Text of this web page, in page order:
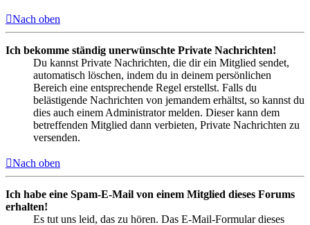
Nach oben
Ich bekomme ständig unerwünschte Private Nachrichten!
Du kannst Private Nachrichten, die dir ein Mitglied sendet,
automatisch löschen, indem du in deinem persönlichen
Bereich eine entsprechende Regel erstellst. Falls du
belästigende Nachrichten von jemandem erhältst, so kannst du
dies auch einem Administrator melden. Dieser kann dem
betreffenden Mitglied dann verbieten, Private Nachrichten zu
versenden.
Nach oben
Ich habe eine Spam-E-Mail von einem Mitglied dieses Forums
erhalten!
Es tut uns leid, das zu hören. Das E-Mail-Formular dieses